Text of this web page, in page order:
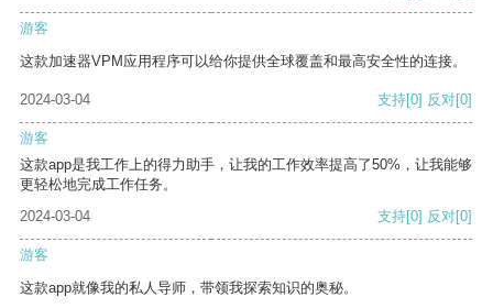
游客
这款加速器VPM应用程序可以给你提供全球覆盖和最高安全性的连接。
2024-03-04 支持[0] 反对[0]
游客
这款app是我工作上的得力助手，让我的工作效率提高了50%，让我能够
更轻松地完成工作任务。
2024-03-04
支持[0] 反对[0]
游客
这款app就像我的私人导师，带领我探索知识的奥秘。